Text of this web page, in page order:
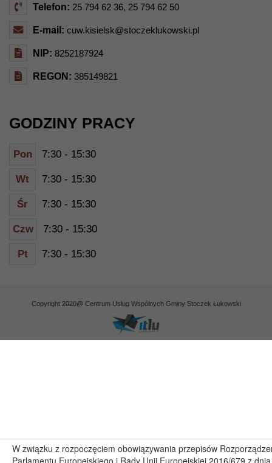
Telefon: 25 794 62 36, 25 794 62 50
E-mail: cuw.kisielsk@stoczeklukowski.pl
NIP: 8252187924
REGON: 385149821
GODZINY PRACY
Pon 7:30 - 15:30
Wt 7:30 - 15:30
Śr 7:30 - 15:30
Czw 7:30 - 15:30
Pt 7:30 - 15:30
Copyright 2020@ Centrum Usług Wspólnych Gminy Stoczek Łukowski
W związku z rozpoczęciem obowiązywania przepisów
Parlamentu Europejskiego i Rady Unii Europejskiej 2016/679 z